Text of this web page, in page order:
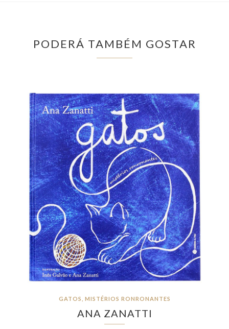
PODERÁ TAMBÉM GOSTAR
GATOS, MISTÉRIOS RONRONANTES
ANA ZANATTI